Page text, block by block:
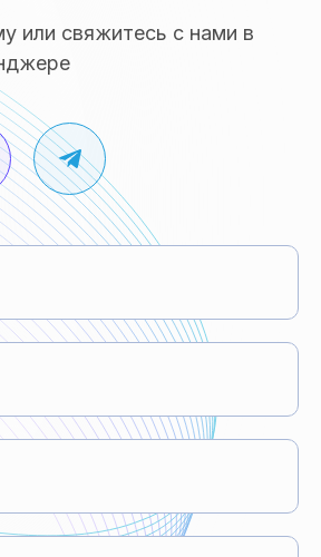
или свяжитесь с нами в